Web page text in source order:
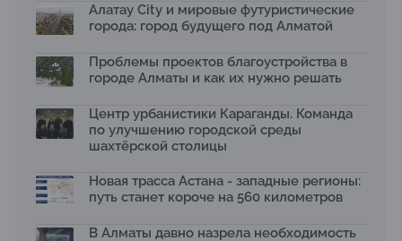
Алатау City и мировые футуристические
города: город будущего под Алматой
Проблемы проектов благоустройства в
городе Алматы и как их нужно решать
Центр урбанистики Караганды. Команда
по улучшению городской среды
шахтёрской столицы
Новая трасса Астана - западные регионы:
путь станет короче на 560 километров
В Алматы давно назрела необходимость